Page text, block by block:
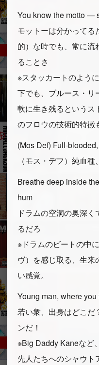
You know the motto —
モットーは分かって
的）な時でも、常に流
ることさ
※スタッカートのよう
下でも、ブルース・リ
軟に生き残るというス
のフロウの技術的特徴
(Mos Def) Full-
（モス・デフ）純血
Breathe deep inside
hum
ドラムの空洞の奥深
るだろ
※ドラムのビートの中
ヴ）を感じ取る、生
い感覚。
Young man, where
若い衆、出身はどこだ
ンだ！
※Big Daddy Kaneなど
先人たちへのシャウト